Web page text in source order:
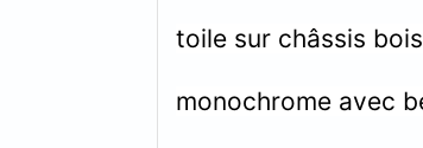
toile sur châssis
monochrome avec